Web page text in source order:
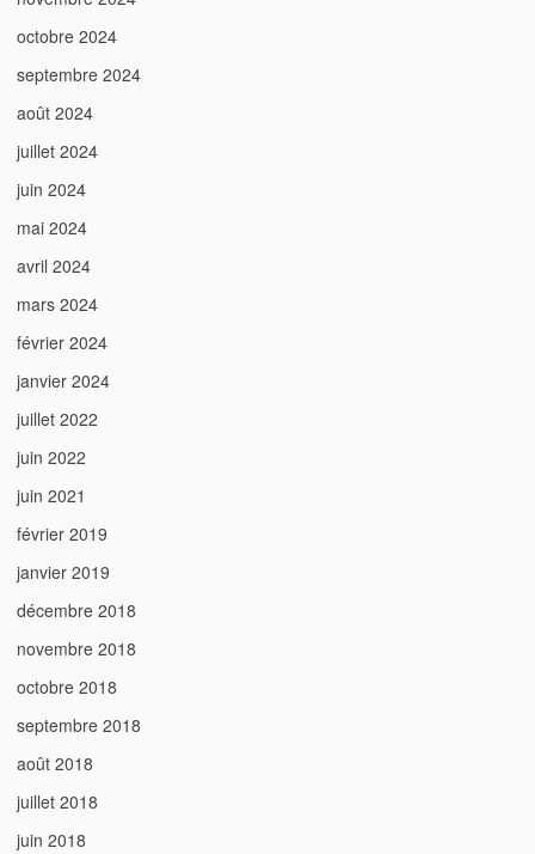
octobre 2024
septembre 2024
août 2024
juillet 2024
juin 2024
mai 2024
avril 2024
mars 2024
février 2024
janvier 2024
juillet 2022
juin 2022
juin 2021
février 2019
janvier 2019
décembre 2018
novembre 2018
octobre 2018
septembre 2018
août 2018
juillet 2018
juin 2018